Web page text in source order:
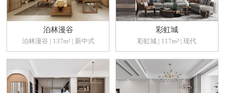
泊林漫谷
泊林漫谷 | 137m² | 新中式
彩虹城
彩虹城 | 117m² | 现代